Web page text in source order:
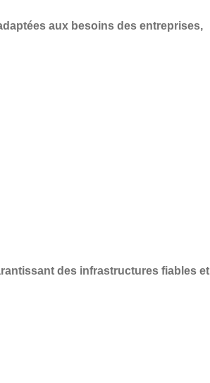
aux besoins des entreprises,
des infrastructures fiables et